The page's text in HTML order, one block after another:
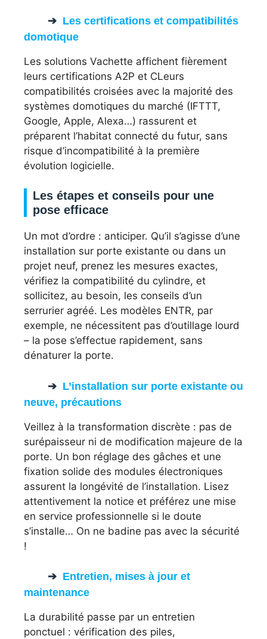
Les certifications et compatibilités
domotique
Les solutions Vachette affichent fièrement
leurs certifications A2P et CLeurs
compatibilités croisées avec la majorité des
systèmes domotiques du marché (IFTTT,
Google, Apple, Alexa…) rassurent et
préparent l’habitat connecté du futur, sans
risque d’incompatibilité à la première
évolution logicielle.
Les étapes et conseils pour une
pose efficace
Un mot d’ordre : anticiper. Qu’il s’agisse d’une
installation sur porte existante ou dans un
projet neuf, prenez les mesures exactes,
vérifiez la compatibilité du cylindre, et
sollicitez, au besoin, les conseils d’un
serrurier agréé. Les modèles ENTR, par
exemple, ne nécessitent pas d’outillage lourd
– la pose s’effectue rapidement, sans
dénaturer la porte.
L’installation sur porte existante ou
neuve, précautions
Veillez à la transformation discrète : pas de
surépaisseur ni de modification majeure de la
porte. Un bon réglage des gâches et une
fixation solide des modules électroniques
assurent la longévité de l’installation. Lisez
attentivement la notice et préférez une mise
en service professionnelle si le doute
s’installe… On ne badine pas avec la sécurité
!
Entretien, mises à jour et
maintenance
La durabilité passe par un entretien
ponctuel : vérification des piles,